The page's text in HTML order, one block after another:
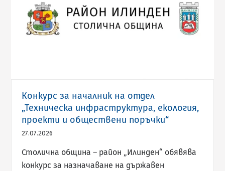
Конкурс за началник на отдел
„Техническа инфраструктура, екология,
проекти и обществени поръчки“
27.07.2026
Столична община – район „Илинден“ обявява
конкурс за назначаване на държавен